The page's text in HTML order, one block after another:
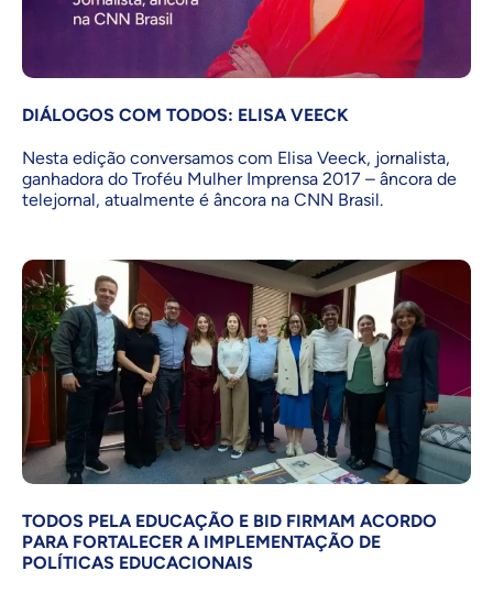
DIÁLOGOS COM TODOS: ELISA VEECK
Nesta edição conversamos com Elisa Veeck, jornalista,
ganhadora do Troféu Mulher Imprensa 2017 – âncora de
telejornal, atualmente é âncora na CNN Brasil.
TODOS PELA EDUCAÇÃO E BID FIRMAM ACORDO
PARA FORTALECER A IMPLEMENTAÇÃO DE
POLÍTICAS EDUCACIONAIS